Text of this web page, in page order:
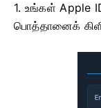
1. உங்கள் Apple
பொத்தானைக்